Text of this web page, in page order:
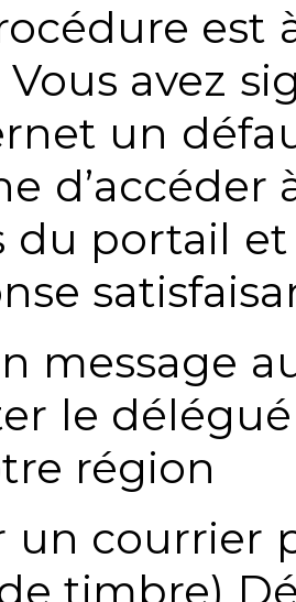
est
avez
un
du portail
message
le
région
un courrier
timbre)